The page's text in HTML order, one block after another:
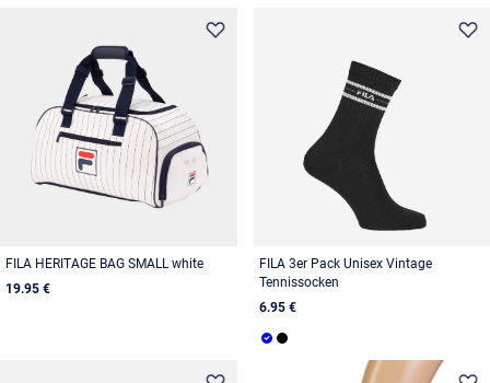
FILA HERITAGE BAG SMALL white
19.95 €
FILA 3er Pack Unisex Vintage
Tennissocken
6.95 €